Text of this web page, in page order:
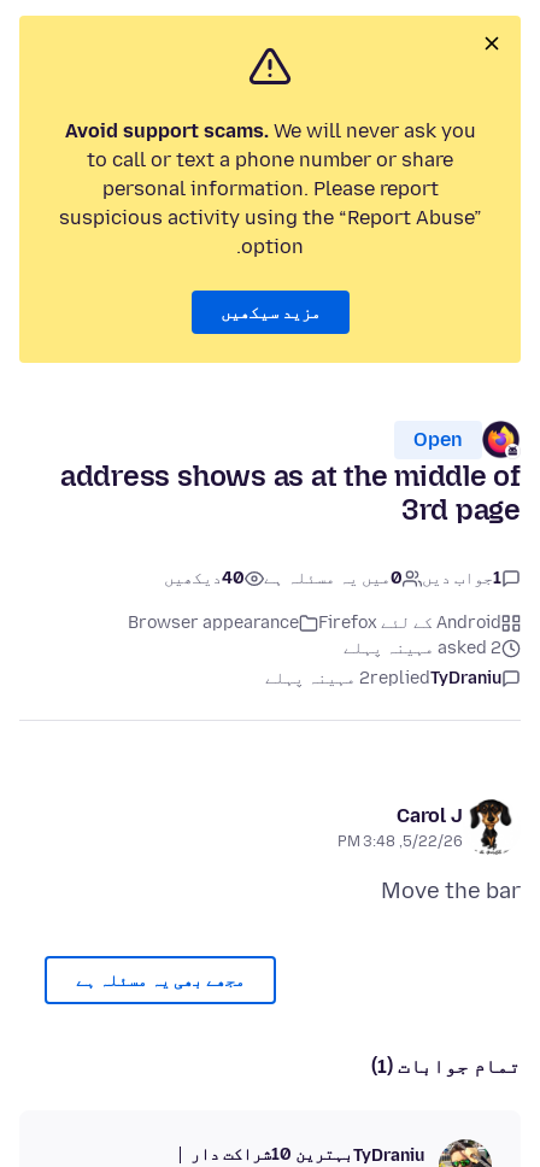
Avoid support scams.We will never ask you
to call or text a phone number or share
personal information. Please report
suspicious activity using the “Report Abuse”
option.
مزید سیکھیں
Open
address shows as at the middle of
3rd page
1جواب دیں 0میں یہ مسئلہ ہے 40دیکھیں
Android کے لئے Firefox
Browser appearance
asked 2 مہینہ پہلے
TyDraniu
replied2 مہینہ پہلے
Carol J
5/22/26, 3:48 PM
Move the bar
مجھے بھی یہ مسئلہ ہے
تمام جوابات (1)
TyDraniuبہترین 10شراکت دار